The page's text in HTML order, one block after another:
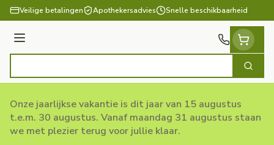
Ga naar de inhoud
Veilige betalingen Apothekersadvies Snelle beschikbaarheid
Menu
Zoek
Onze jaarlijkse vakantie is dit jaar van 15 augustus
t.e.m. 30 augustus. Vanaf maandag 31 augustus staan
we met plezier terug voor jullie klaar.